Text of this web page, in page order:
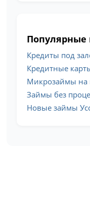
Кредиты под
Кредитные
Микрозаймы на
Займы без
Новые займы